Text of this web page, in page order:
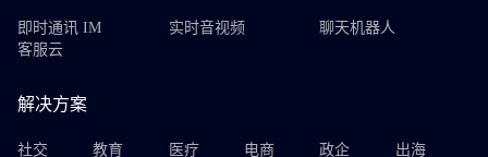
即时通讯 IM 实时音视频
聊天机器人
客服云
解决方案
社交 教育 医疗 电商 政企 出海